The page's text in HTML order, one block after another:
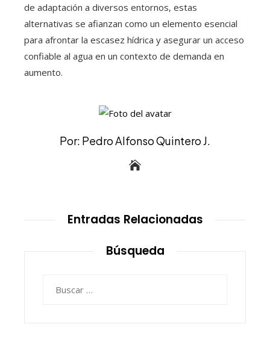
de adaptación a diversos entornos, estas
alternativas se afianzan como un elemento esencial
para afrontar la escasez hídrica y asegurar un acceso
confiable al agua en un contexto de demanda en
aumento.
Por: Pedro Alfonso Quintero J.
Entradas Relacionadas
Búsqueda